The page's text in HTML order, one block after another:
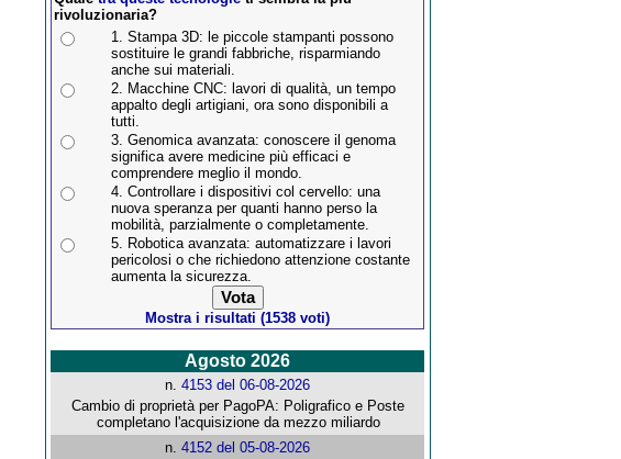
rivoluzionaria?
1. Stampa 3D: le piccole stampanti possono
sostituire le grandi fabbriche, risparmiando
anche sui materiali.
2. Macchine CNC: lavori di qualità, un tempo
appalto degli artigiani, ora sono disponibili a
tutti.
3. Genomica avanzata: conoscere il genoma
significa avere medicine più efficaci e
comprendere meglio il mondo.
4. Controllare i dispositivi col cervello: una
nuova speranza per quanti hanno perso la
mobilità, parzialmente o completamente.
5. Robotica avanzata: automatizzare i lavori
pericolosi o che richiedono attenzione costante
aumenta la sicurezza.
Mostra i risultati (1538 voti)
Agosto 2026
n.4153 del 06-08-2026
Cambio di proprietà per PagoPA: Poligrafico e Poste
completano l'acquisizione da mezzo miliardo
n.4152 del 05-08-2026